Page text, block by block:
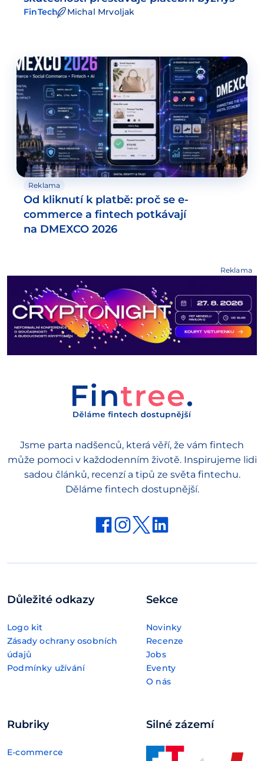
FinTech Michal Mrvoljak
Reklama
Od kliknutí k platbě: proč se e-
commerce a fintech potkávají
na DMEXCO 2026
Reklama
Jsme parta nadšenců, která věří, že vám fintech
může pomoci v každodenním životě. Inspirujeme lidi
sadou článků, recenzí a tipů ze světa fintechu.
Děláme fintech dostupnější.
Důležité odkazy
Logo kit
Zásady ochrany osobních
údajů
Podmínky užívání
Sekce
Novinky
Recenze
Jobs
Eventy
O nás
Rubriky
E-commerce
Silné zázemí